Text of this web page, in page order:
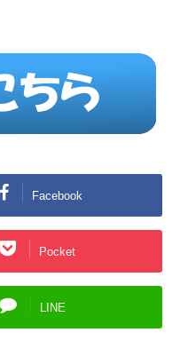
Facebook
Pocket
LINE